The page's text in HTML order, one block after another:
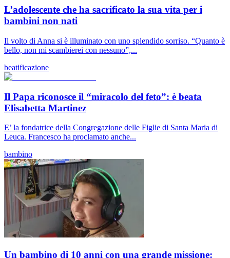
L’adolescente che ha sacrificato la sua vita per i
bambini non nati
Il volto di Anna si è illuminato con uno splendido sorriso. “Quanto è
bello, non mi scambierei con nessuno”,...
beatificazione
Il Papa riconosce il “miracolo del feto”: è beata
Elisabetta Martinez
E’ la fondatrice della Congregazione delle Figlie di Santa Maria di
Leuca. Francesco ha proclamato anche...
bambino
Un bambino di 10 anni con una grande missione: